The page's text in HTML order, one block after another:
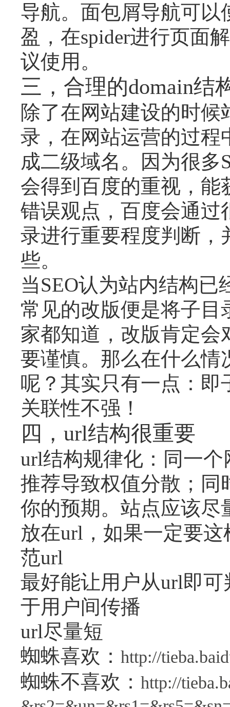
导航。面包屑导航可以
盈，在spider进行页面
议使用。
三，合理的domain结
除了在网站建设的时
录，在网站运营的过程
成二级域名。因为很多
会得到百度的重视，
错误观点，百度会通过
录进行重要程度判断，
些。
当SEO认为站内结构
常见的改版便是将子目
家都知道，改版肯定
要谨慎。那么在什么情
呢？其实只有一点：即
关联性不强！
四，url结构很重要
url结构规律化：同一
推荐导致权值分散；同
你的预期。站点应该尽
放在url，如果一定要
范url
最好能让用户从url即
于用户间传播
url尽量短
蜘蛛喜欢： http://
蜘蛛不喜欢： http://